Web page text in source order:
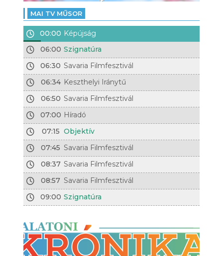
MAI TV MŰSOR
00:00 Képújság
06:00 Szignatúra
06:30 Savaria Filmfesztivál
06:34 Keszthelyi Iránytű
06:50 Savaria Filmfesztivál
07:00 Híradó
07:15 Objektív
07:45 Savaria Filmfesztivál
08:37 Savaria Filmfesztivál
08:57 Savaria Filmfesztivál
09:00 Szignatúra